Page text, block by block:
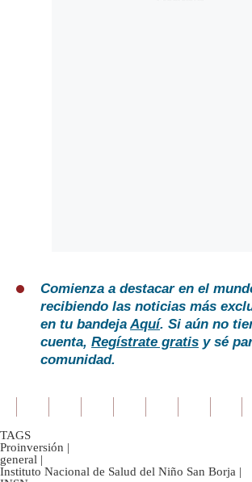
Comienza a destacar en el
recibiendo las noticias más
en tu bandejaAquí. Si aún no
cuenta, Regístrate gratis y sé
comunidad.
TAGS
Proinversión |
general |
Instituto Nacional de Salud del Niño San Borja |